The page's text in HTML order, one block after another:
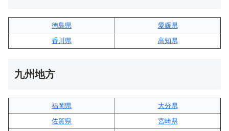
徳島県
愛媛県
香川県
高知県
九州地方
福岡県
大分県
佐賀県
宮崎県